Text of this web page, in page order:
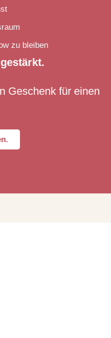
zu bleiben
Geschenk für einen